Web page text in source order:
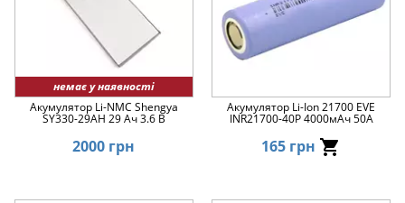
немає у наявності
Акумулятор Li-NMC Shengya
SY330-29AH 29 Ач 3.6 В
2000 грн
Акумулятор Li-Ion 21700 EVE
INR21700-40P 4000мАч 50А
165 грн